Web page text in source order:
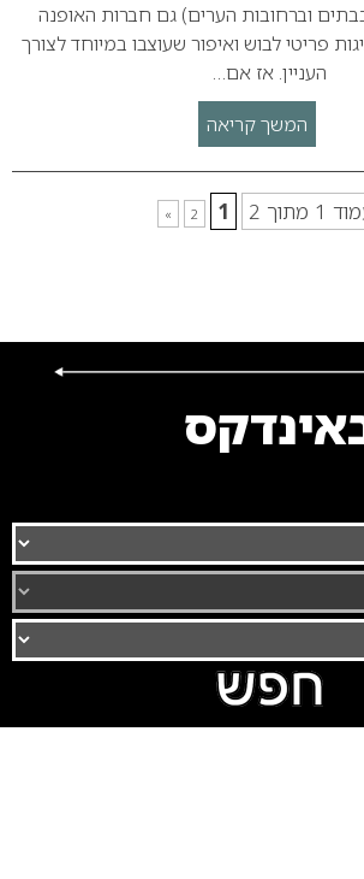
וברחובות הערים) גם חברות האופנה
פריטי לבוש ואיפור שעוצבו במיוחד לצורך
העניין. אז אם…
המשך קריאה
1 מתוך 2 1
2
»